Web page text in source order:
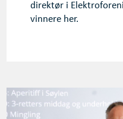
direktør i
vinnere her.